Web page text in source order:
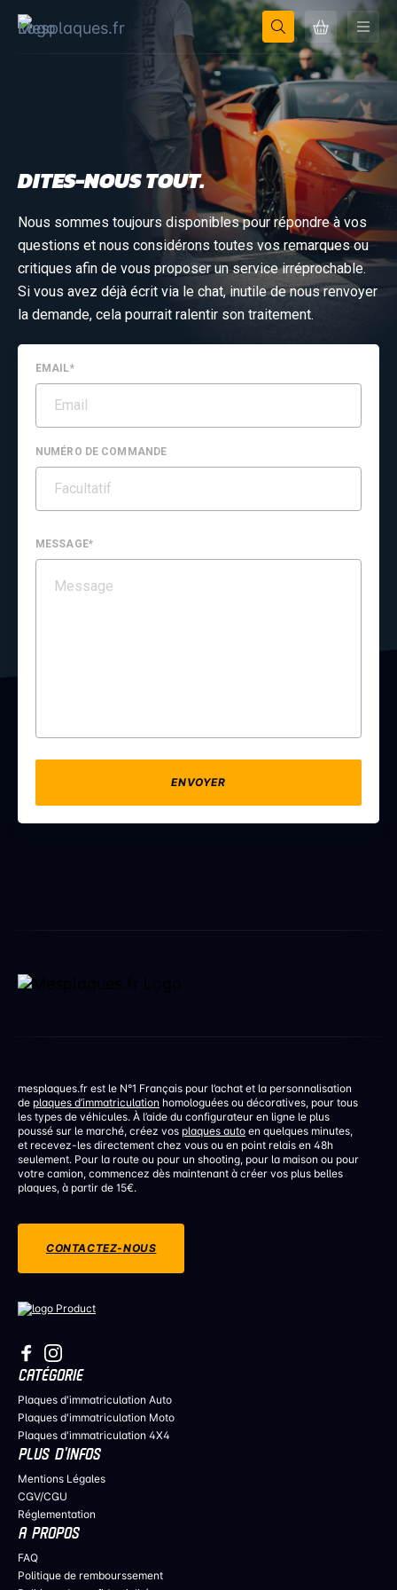
DITES-NOUS TOUT.
Nous sommes toujours disponibles pour répondre à vos
questions et nous considérons toutes vos remarques ou
critiques afin de vous proposer un service irréprochable.
Si vous avez déjà écrit via le chat, inutile de nous renvoyer
la demande, cela pourrait ralentir son traitement.
EMAIL*
NUMÉRO DE COMMANDE
MESSAGE*
mesplaques.fr est le N°1 Français pour l’achat et la personnalisation
de plaques d’immatriculation homologuées ou décoratives, pour tous
les types de véhicules. À l’aide du configurateur en ligne le plus
poussé sur le marché, créez vos plaques auto en quelques minutes,
et recevez-les directement chez vous ou en point relais en 48h
seulement. Pour la route ou pour un shooting, pour la maison ou pour
votre camion, commencez dès maintenant à créer vos plus belles
plaques, à partir de 15€.
CONTACTEZ-NOUS
CATÉGORIE
Plaques d'immatriculation Auto
Plaques d'immatriculation Moto
Plaques d'immatriculation 4X4
PLUS D’INFOS
Mentions Légales
CGV/CGU
Réglementation
A PROPOS
FAQ
Politique de rembourssement